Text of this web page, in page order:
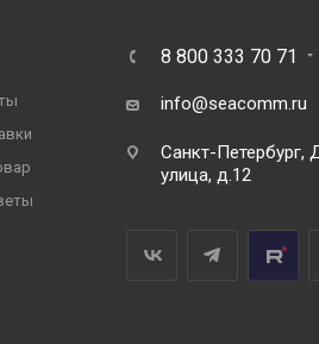
8 800 333 70 71
info@seacomm.ru
Санкт-Петербург,
улица, д.12